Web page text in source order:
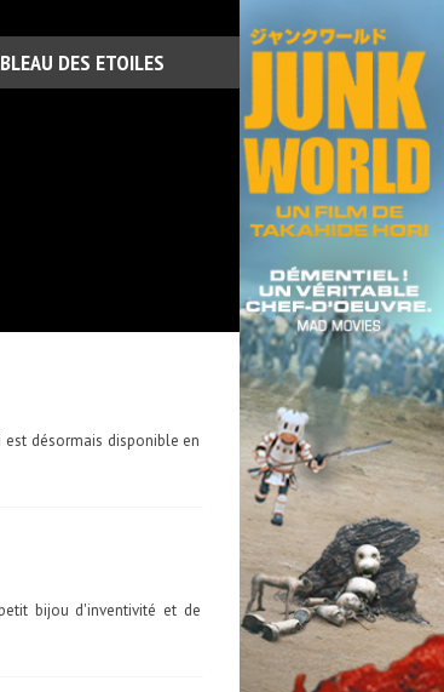
DES ETOILES
est désormais disponible en
bijou d'inventivité et de